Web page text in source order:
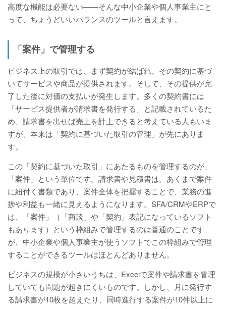
高度な機能は必要ない——そんな中小企業や個人事業主にと
って、ちょうどいいバランスのツールと言えます。
「案件」で管理する
ビジネス上の取引では、まず契約が結ばれ、その契約に基づ
いてサービスや商品が提供されます。そして、その提供が完
了した後に対価の支払いが発生します。多くの契約書には
「サービス提供者が請求書を発行する」と記載されているた
め、請求書を出せば売上を計上できると考えている人もいま
すが、本来は「契約に基づいた取引の管理」が先にありま
す。
この「契約に基づいた取引」にあたるものを管理するのが、
「案件」という単位です。請求書や見積書は、あくまで案件
に紐付く書類であり、案件全体を把握することで、業務の進
捗や利益も一緒に見えるようになります。SFA/CRMやERPで
は、「案件」（「商談」や「契約」表記になっているソフト
もあります）という枠組みで管理するのは普通のことです
が、中小企業や個人事業主が使うソフトでこの枠組みで管理
することができるツールはほとんどありません。
ビジネスの規模が小さいうちは、Excelで案件や請求書を管理
していても問題が起きにくいものです。しかし、月に発行す
る請求書が10枚を超えたり、同時進行する案件が10件以上に